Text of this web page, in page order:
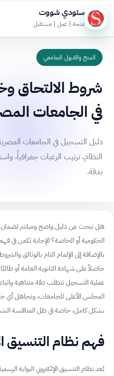
ستودي شووت
منحة | عمل | مستقبل
المنح والقبول الجامعي
شروط الالتحاق
في الجامعات
دليل التسجيل في الجامعات
النظام، ترتيب الرغبات جغرافياً،
بدقة.
هل تبحث عن دليل واضح ومباشر لضمان
الحكومية أو الخاصة؟ الإجابة تكمن في فهم
بالإضافة إلى الإلمام التام بالوثائق
حاصلاً على شهادة الثانوية العامة أو
عملية التسجيل تتطلب دقة متناهية
المجلس الأعلى للجامعات، وتجاهل
بشكل كامل، خاصة في ظل المنافسة
فهم نظام التنسيق
يُعد نظام التنسيق الإلكتروني البوابة